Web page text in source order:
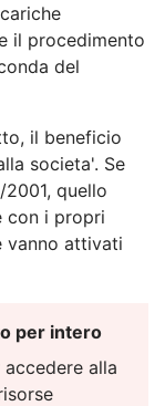
il procedimento
del
il beneficio
societa'. Se
quello
con i propri
vanno attivati
per intero
alla